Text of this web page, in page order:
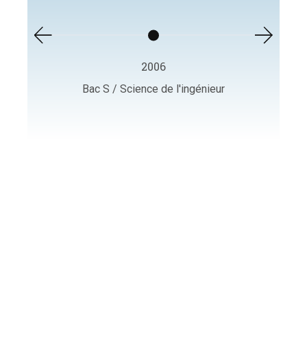
2006
Bac S / Science de l'ingénieur